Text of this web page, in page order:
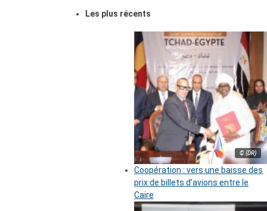
Les plus récents
© (DR)
Coopération : vers une baisse des
prix de billets d’avions entre le
Caire